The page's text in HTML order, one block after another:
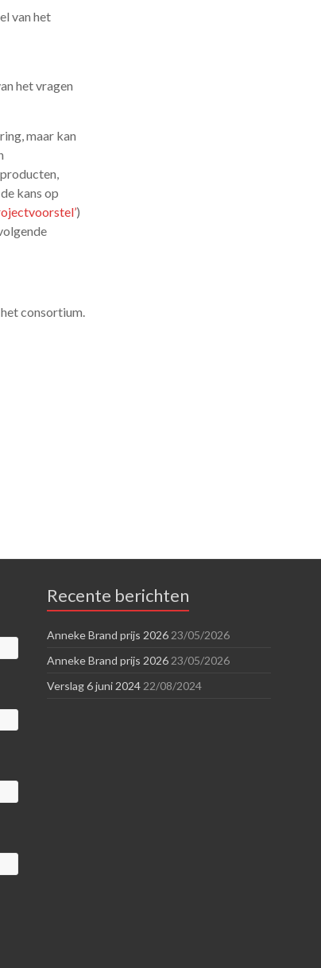
van het
het vragen
maar kan
kans op
)
consortium.
Recente berichten
Anneke Brand prijs 2026 23/05/2026
Anneke Brand prijs 2026 23/05/2026
Verslag 6 juni 2024 22/08/2024